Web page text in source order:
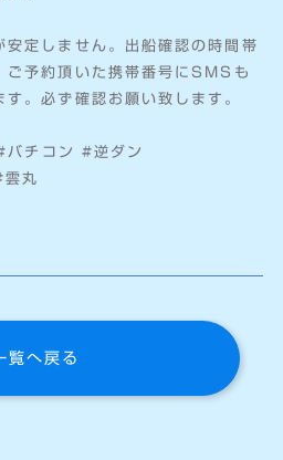
定しません。出船確認の時間帯
ご予約頂いた携帯番号にSMSも
。必ず確認お願い致します。
チコン #逆ダン
丸
覧へ戻る